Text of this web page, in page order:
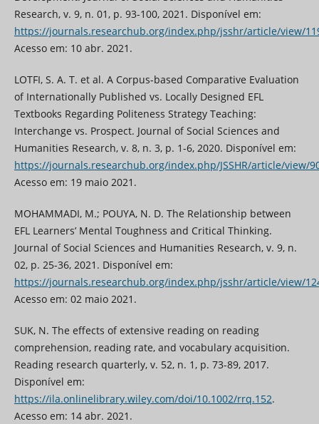
Research, v. 9, n. 01, p. 93-100, 2021. Disponível em:
https://journals.researchub.org/index.php/jsshr/article/view/
Acesso em: 10 abr. 2021.
LOTFI, S. A. T. et al. A Corpus-based Comparative Evaluation
of Internationally Published vs. Locally Designed EFL
Textbooks Regarding Politeness Strategy Teaching:
Interchange vs. Prospect. Journal of Social Sciences and
Humanities Research, v. 8, n. 3, p. 1-6, 2020. Disponível em:
https://journals.researchub.org/index.php/JSSHR/article/view/
Acesso em: 19 maio 2021.
MOHAMMADI, M.; POUYA, N. D. The Relationship between
EFL Learners’ Mental Toughness and Critical Thinking.
Journal of Social Sciences and Humanities Research, v. 9, n.
02, p. 25-36, 2021. Disponível em:
https://journals.researchub.org/index.php/jsshr/article/view/
Acesso em: 02 maio 2021.
SUK, N. The effects of extensive reading on reading
comprehension, reading rate, and vocabulary acquisition.
Reading research quarterly, v. 52, n. 1, p. 73-89, 2017.
Disponível em:
https://ila.onlinelibrary.wiley.com/doi/10.1002/rrq.152.
Acesso em: 14 abr. 2021.